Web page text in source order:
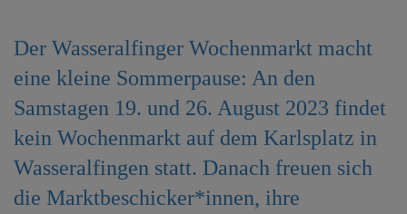
Der Wasseralfinger Wochenmarkt macht
eine kleine Sommerpause: An den
Samstagen 19. und 26. August 2023 findet
kein Wochenmarkt auf dem Karlsplatz in
Wasseralfingen statt. Danach freuen sich
die Marktbeschicker*innen, ihre